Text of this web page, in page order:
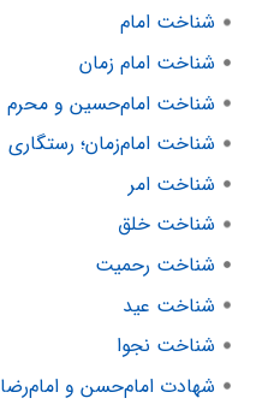
شناخت امام
شناخت امام زمان
شناخت امام‌حسین و محرم
شناخت امام‌زمان؛ رستگاری
شناخت امر
شناخت خلق
شناخت رحمیت
شناخت عید
شناخت نجوا
شهادت امام‌حسن و امام‌رضا 85